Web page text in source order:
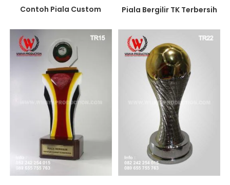
Contoh Piala Custom Piala Bergilir TK Terbersih